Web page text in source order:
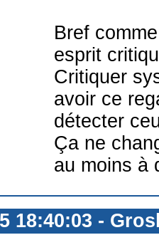
Bref
esprit
Critiquer
avoir ce
détecter
Ça ne
au moins à
18:40:03 -